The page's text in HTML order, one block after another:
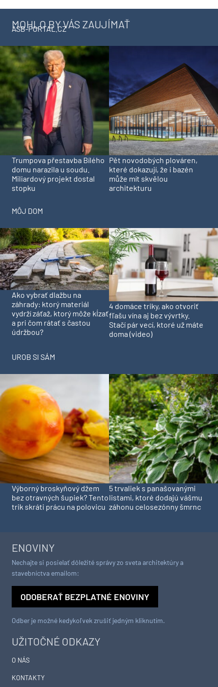
MOHLO BY VÁS ZAUJÍMAŤ
ASB-PORTAL.CZ
Trumpova přestavba Bílého
domu narazila u soudu.
Miliardový projekt dostal
stopku
Pět novodobých plováren,
které dokazují, že i bazén
může mít skvělou
architekturu
MÔJ DOM
Ako vybrať dlažbu na
záhrady: ktorý materiál
vydrží záťaž, ktorý môže kĺzať
a pri čom rátať s častou
údržbou?
4 domáce triky, ako otvoriť
fľašu vína aj bez vývrtky.
Stačí pár vecí, ktoré už máte
doma (video)
UROB SI SÁM
Výborný broskyňový džem
bez otravných šupiek? Tento
trik skráti prácu na polovicu
5 trvaliek s panašovanými
listami, ktoré dodajú vášmu
záhonu celosezónny šmrnc
UŽITOČNÉ ODKAZY
O NÁS
KONTAKTY
ENOVINY
Nechajte si posielať dôležité správy zo sveta architektúry a
stavebníctva emailom:
ODOBERAŤ BEZPLATNÉ ENOVINY
Odber je možné kedykoľvek zrušiť jedným kliknutím.